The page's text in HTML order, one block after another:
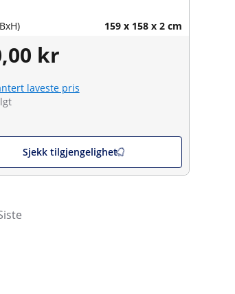
159 x 158 x 2 cm
kr
laveste pris
Sjekk tilgjengelighet